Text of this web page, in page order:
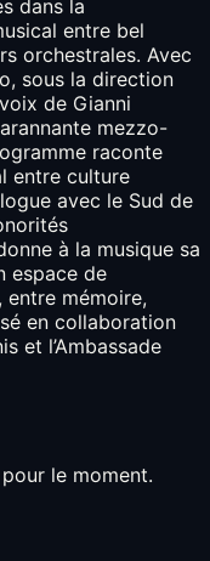
dans la
entre bel
orchestrales. Avec
sous la direction
de Gianni
mezzo-
raconte
entre culture
avec le Sud de
à la musique sa
espace de
entre mémoire,
en collaboration
et l’Ambassade
le moment.